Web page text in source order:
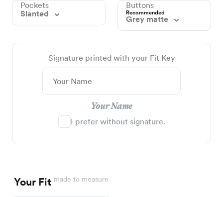
Pockets
Slanted
Buttons
Recommended
Grey matte
Signature printed with your Fit Key
Your Name
I prefer without signature.
Your Fit made to measure